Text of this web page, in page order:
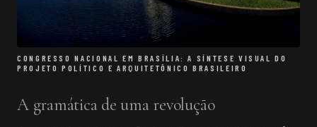
CONGRESSO NACIONAL EM BRASÍLIA: A SÍNTESE VISUAL DO
PROJETO POLÍTICO E ARQUITETÔNICO BRASILEIRO
A gramática de uma revolução